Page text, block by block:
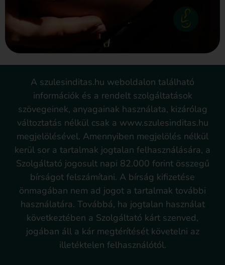
A szulesinditas.hu weboldalon található
információk és a rendelt szolgáltatások
szövegeinek, anyagainak használata, kizárólag
változtatás nélkül csak a www.szulesinditas.hu
megjelölésével. Amennyiben megjelölés nélkül
kerül sor a tartalmak jogtalan felhasználására, a
Szolgáltató jogosult napi 82.000 forint összegű
bírságot felszámítani. A bírság kifizetése
önmagában nem ad jogot a tartalmak további
használatára. Továbbá, ha jogtalan használat
következtében a Szolgáltató kárt szenved,
jogában áll a kár megtérítését követelni az
illetéktelen felhasználótól.